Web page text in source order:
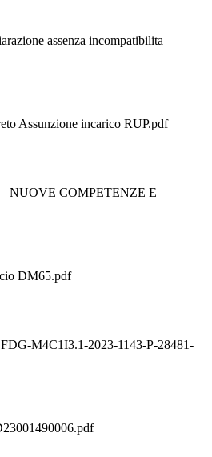
assenza incompatibilita
Assunzione incarico RUP.pdf
_NUOVE COMPETENZE E
DM65.pdf
M4C1I3.1-2023-1143-P-28481-